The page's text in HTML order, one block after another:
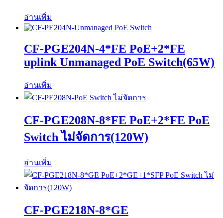
อ่านเพิ่ม
CF-PGE204N-4*FE PoE+2*FE
uplink Unmanaged PoE Switch(65W)
อ่านเพิ่ม
CF-PGE208N-8*FE PoE+2*FE PoE
Switch ไม่จัดการ(120W)
อ่านเพิ่ม
CF-PGE218N-8*GE